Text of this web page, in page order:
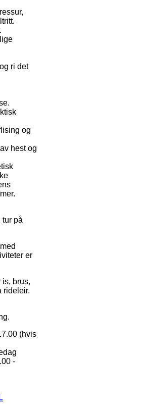
ri det
og
hest og
tur på
er
is, brus,
rideleir.
(hvis
-